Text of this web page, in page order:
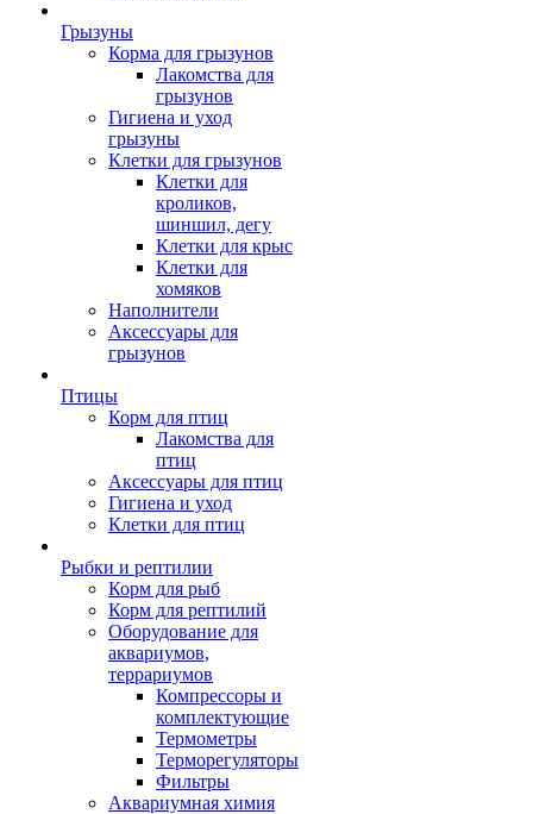
Грызуны
Корма для грызунов
Лакомства для
грызунов
Гигиена и уход
грызуны
Клетки для грызунов
Клетки для
кроликов,
шиншил, дегу
Клетки для крыс
Клетки для
хомяков
Наполнители
Аксессуары для
грызунов
Птицы
Корм для птиц
Лакомства для
птиц
Аксессуары для птиц
Гигиена и уход
Клетки для птиц
Рыбки и рептилии
Корм для рыб
Корм для рептилий
Оборудование для
аквариумов,
террариумов
Компрессоры и
комплектующие
Термометры
Терморегуляторы
Фильтры
Аквариумная химия